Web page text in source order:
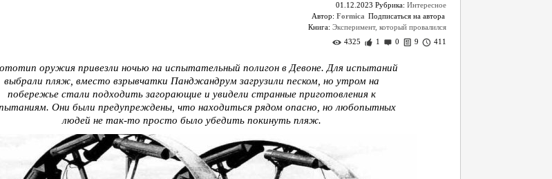
01.12.2023 Рубрика: Интересное
Автор: Formica
Книга: Эксперимент, который провалился
4325
1 0 9 411
оружия привезли ночью на испытательный полигон в Девоне. Для испытаний
выбрали пляж, вместо взрывчатки Панджандрум загрузили песком, но утром на
побережье стали подходить загорающие и увидели странные приготовления к
Они были предупреждены, что находиться рядом опасно, но любопытных
людей не так-то просто было убедить покинуть пляж.